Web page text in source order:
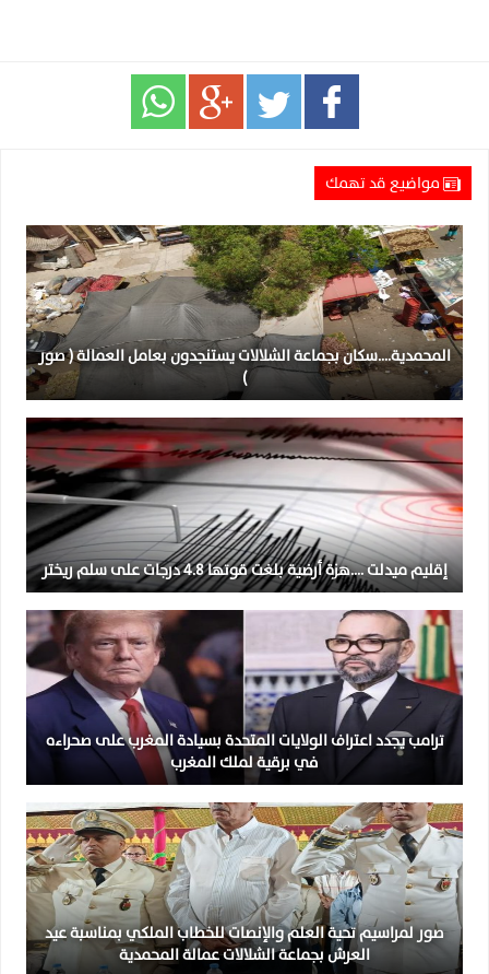
مواضيع قد تهمك
المحمدية….سكان بجماعة الشلالات يستنجدون بعامل العمالة ( صور
)
إقليم ميدلت ….هزة أرضية بلغت قوتها 4.8 درجات على سلم ريختر
ترامب يجدد اعتراف الولايات المتحدة بسيادة المغرب على صحراءه
في برقية لملك المغرب
صور لمراسيم تحية العلم والإنصات للخطاب الملكي بمناسبة عيد
العرش بجماعة الشلالات عمالة المحمدية